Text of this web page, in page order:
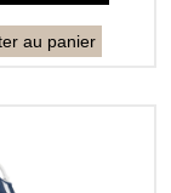
au panier